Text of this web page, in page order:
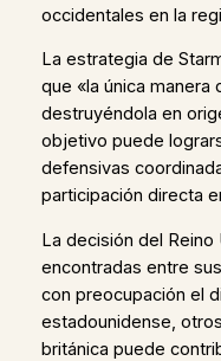
occidentales en la
La estrategia de
que «la única manera
destruyéndola en
objetivo puede
defensivas
participación directa
La decisión del
encontradas entre
con preocupación el
estadounidense,
británica puede